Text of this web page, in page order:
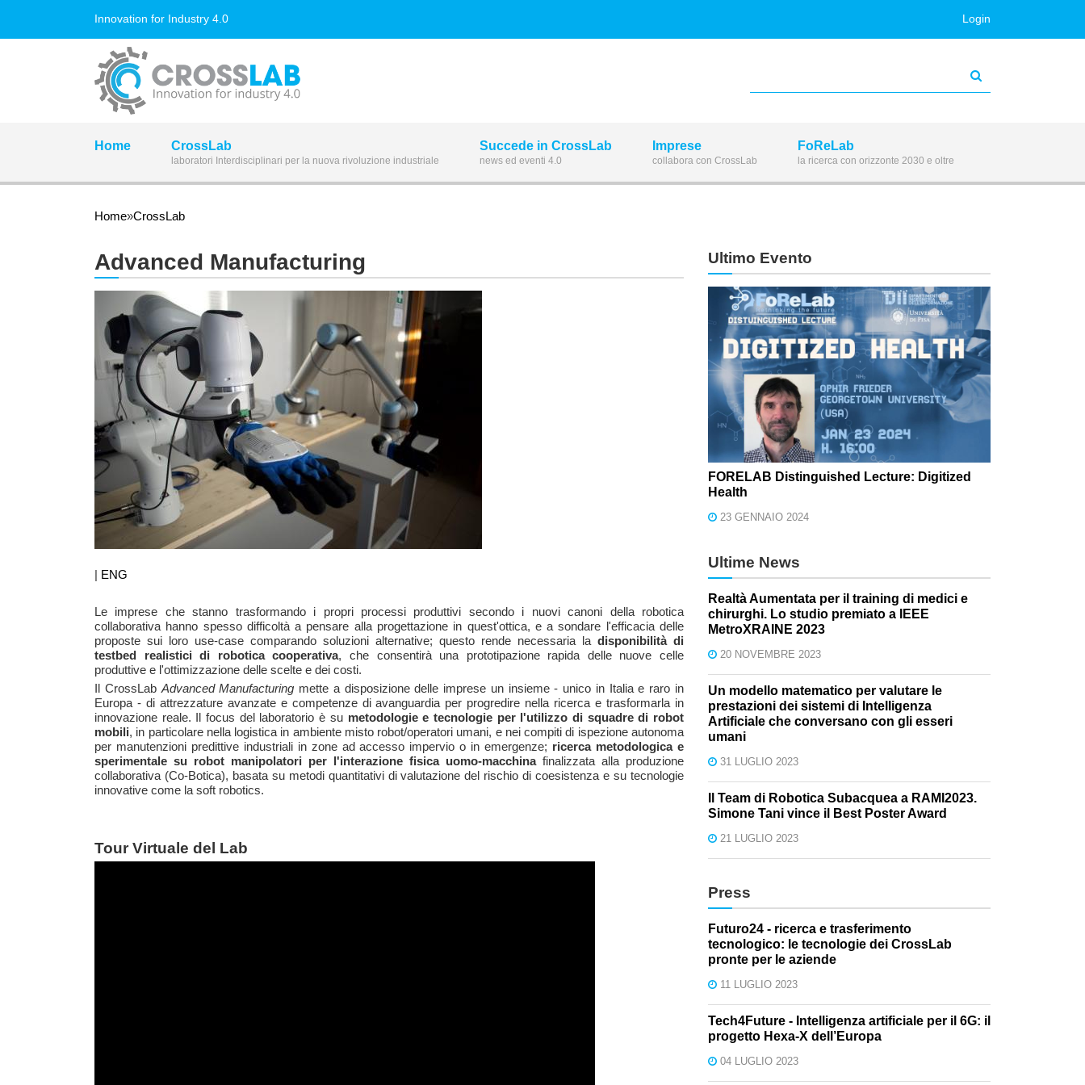
Innovation for Industry 4.0 Login
Home CrossLab
laboratori Interdisciplinari per la nuova rivoluzione industriale
Succede in CrossLab
news ed eventi 4.0
Imprese
collabora con CrossLab
FoReLab
la ricerca con orizzonte 2030 e oltre
Tu sei qui
Home»CrossLab
Advanced Manufacturing
| ENG
Le imprese che stanno trasformando i propri processi produttivi secondo i nuovi canoni della robotica
collaborativa hanno spesso difficoltà a pensare alla progettazione in quest'ottica, e a sondare l'efficacia delle
proposte sui loro use-case comparando soluzioni alternative; questo rende necessaria la disponibilità di
testbed realistici di robotica cooperativa, che consentirà una prototipazione rapida delle nuove celle
produttive e l'ottimizzazione delle scelte e dei costi.
Il CrossLab Advanced Manufacturing mette a disposizione delle imprese un insieme - unico in Italia e raro in
Europa - di attrezzature avanzate e competenze di avanguardia per progredire nella ricerca e trasformarla in
innovazione reale. Il focus del laboratorio è su metodologie e tecnologie per l'utilizzo di squadre di robot
mobili, in particolare nella logistica in ambiente misto robot/operatori umani, e nei compiti di ispezione autonoma
per manutenzioni predittive industriali in zone ad accesso impervio o in emergenze; ricerca metodologica e
sperimentale su robot manipolatori per l'interazione fisica uomo-macchinafinalizzata alla produzione
collaborativa (Co-Botica), basata su metodi quantitativi di valutazione del rischio di coesistenza e su tecnologie
innovative come la soft robotics.
Tour Virtuale del Lab
Ultimo Evento
FORELAB Distinguished Lecture: Digitized
Health
23 GENNAIO 2024
Ultime News
Realtà Aumentata per il training di medici e
chirurghi. Lo studio premiato a IEEE
MetroXRAINE 2023
20 NOVEMBRE 2023
Un modello matematico per valutare le
prestazioni dei sistemi di Intelligenza
Artificiale che conversano con gli esseri
umani
31 LUGLIO 2023
Il Team di Robotica Subacquea a RAMI2023.
Simone Tani vince il Best Poster Award
21 LUGLIO 2023
Press
Futuro24 - ricerca e trasferimento
tecnologico: le tecnologie dei CrossLab
pronte per le aziende
11 LUGLIO 2023
Tech4Future - Intelligenza artificiale per il 6G: il
progetto Hexa-X dell’Europa
04 LUGLIO 2023